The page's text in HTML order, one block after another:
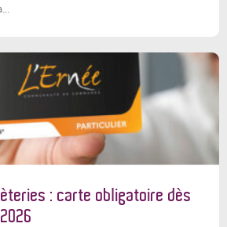
: carte obligatoire dès